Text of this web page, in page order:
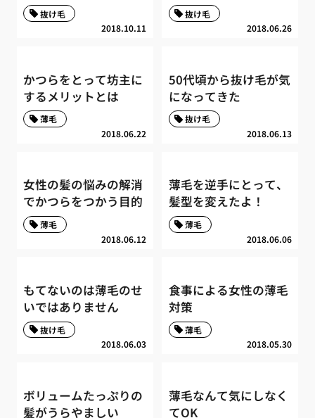
2018.10.11
抜け毛
2018.06.26
抜け毛
かつらをとって坊主に
するメリットとは
2018.06.22
薄毛
50代頃から抜け毛が気
になってきた
2018.06.13
抜け毛
女性の髪の悩みの解消
でかつらをつかう目的
2018.06.12
薄毛
薄毛を逆手にとって、
髪型を変えたよ！
2018.06.06
薄毛
もてないのは薄毛のせ
いではありません
2018.06.03
抜け毛
食事による女性の薄毛
対策
2018.05.30
薄毛
ボリュームたっぷりの
髪がうらやましい
薄毛なんて気にしなく
てOK